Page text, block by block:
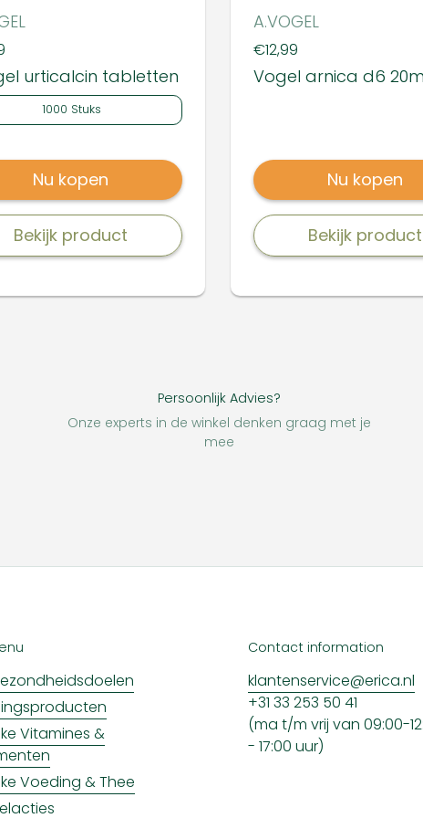
urticalcin tabletten
1000 Stuks
Nu kopen
Bekijk product
A.VOGEL
Prijs:
€12,99
Vogel arnica d6 20m
Nu kopen
Bekijk product
Persoonlijk Advies?
Onze experts in de winkel denken graag met je
mee
Vitamines &
Voeding & Thee
Contact information
klantenservice@erica.nl
+31 33 253 50 41
(ma t/m vrij van 09:00-
- 17:00 uur)